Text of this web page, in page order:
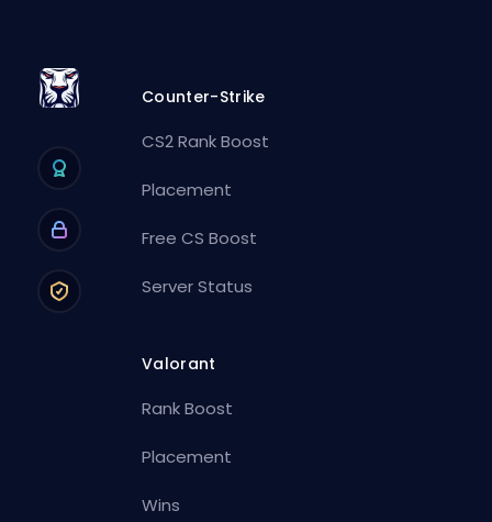
Counter-Strike
CS2 Rank Boost
Placement
Free CS Boost
Server Status
Valorant
Rank Boost
Placement
Wins